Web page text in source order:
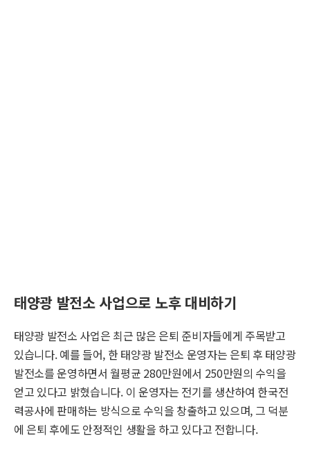
태양광 발전소 사업으로 노후 대비하기
태양광 발전소 사업은 최근 많은 은퇴 준비자들에게 주목받고
있습니다. 예를 들어, 한 태양광 발전소 운영자는 은퇴 후 태양광
발전소를 운영하면서 월평균 280만원에서 250만원의 수익을
얻고 있다고 밝혔습니다. 이 운영자는 전기를 생산하여 한국전
력공사에 판매하는 방식으로 수익을 창출하고 있으며, 그 덕분
에 은퇴 후에도 안정적인 생활을 하고 있다고 전합니다.